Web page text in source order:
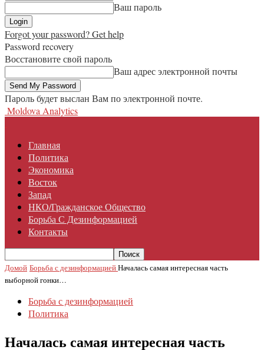
Ваш пароль
Forgot your password? Get help
Password recovery
Восстановите свой пароль
Ваш адрес электронной почты
Пароль будет выслан Вам по электронной почте.
Moldova Analytics
Главная
Политика
Экономика
Восток
Запад
НКО/гражданское Общество
Борьба С Дезинформацией
Контакты
Домой Борьба с дезинформациейНачалась самая интересная часть
выборной гонки…
Борьба с дезинформацией
Политика
Началась самая интересная часть